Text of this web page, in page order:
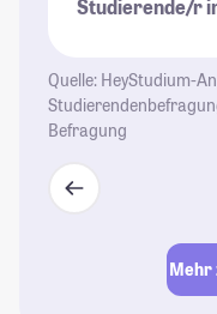
Studierende/r
Quelle: HeyStudium-
Befragung
Mehr